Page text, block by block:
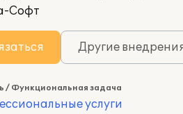
Софт
Другие
/ Функциональная задача
услуги